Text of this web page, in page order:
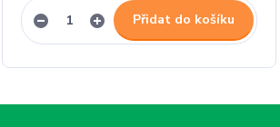
Přidat do košíku